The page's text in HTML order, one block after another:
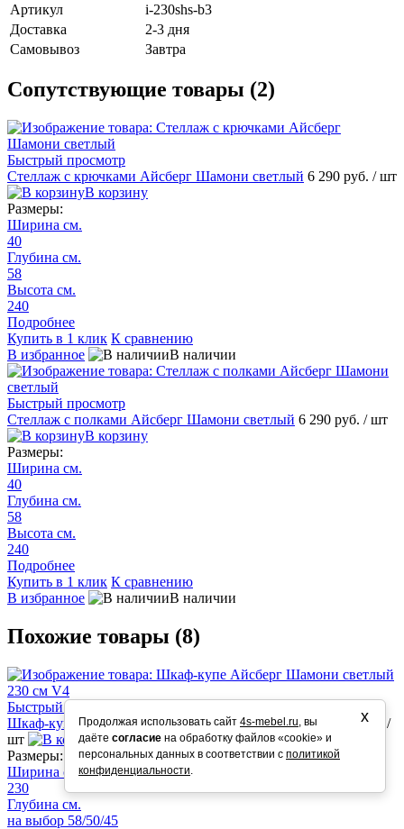
Артикул
i-230shs-b3
Доставка
2-3 дня
Самовывоз
Завтра
Сопутствующие товары (2)
Быстрый просмотр
Стеллаж с крючками Айсберг Шамони светлый 6 290 руб. / шт
В корзину
Размеры:
Ширина см.
40
Глубина см.
58
Высота см.
240
Подробнее
Купить в 1 клик К сравнению
В избранное
В наличии
Быстрый просмотр
Стеллаж с полками Айсберг Шамони светлый 6 290 руб. / шт
В корзину
Размеры:
Ширина см.
40
Глубина см.
58
Высота см.
240
Подробнее
Купить в 1 клик К сравнению
В избранное
В наличии
Похожие товары (8)
Быстрый просмотр
Шкаф-купе Айсберг Шамони светлый 230 см V4 52 300 руб. /
шт
В корзину
Размеры:
Ширина см.
230
Глубина см.
на выбор 58/50/45
Продолжая использовать сайт 4s-mebel.ru, вы
даёте согласие на обработку файлов «cookie» и
персональных данных в соответствии с политикой
конфиденциальности.
х